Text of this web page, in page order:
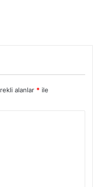
alanlar * ile